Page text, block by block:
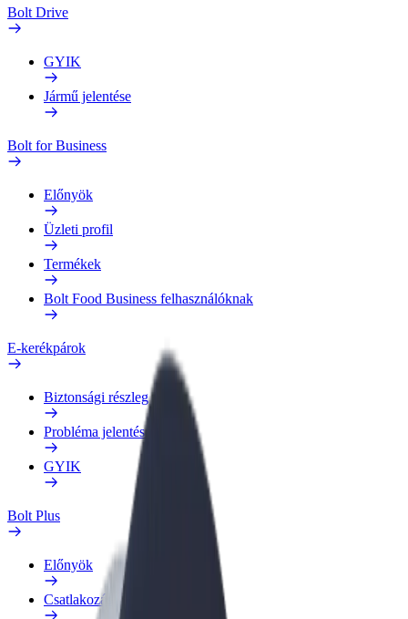
Bolt Drive
GYIK
Jármű jelentése
Bolt for Business
Előnyök
Üzleti profil
Termékek
Bolt Food Business felhasználóknak
E-kerékpárok
Biztonsági részleg
Probléma jelentése
GYIK
Bolt Plus
Előnyök
Csatlakozás